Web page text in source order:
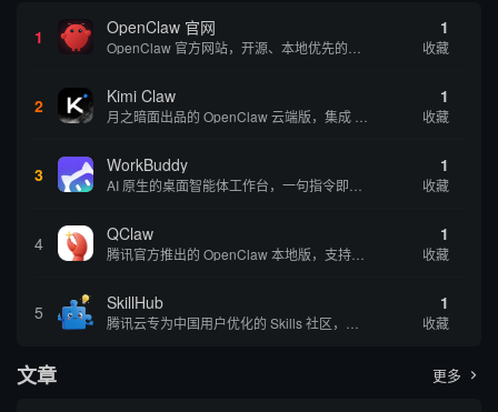
1 OpenClaw 官网 1
收藏
2 Kimi Claw 1
收藏
3 WorkBuddy 1
收藏
4 QClaw 1
收藏
5 SkillHub 1
收藏
文章 更多 